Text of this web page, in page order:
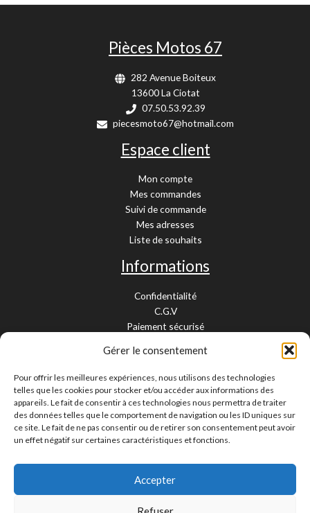
Gérer le consentement
Pour offrir les meilleures expériences, nous utilisons des technologies
telles que les cookies pour stocker et/ou accéder aux informations des
appareils. Le fait de consentir à ces technologies nous permettra de traiter
des données telles que le comportement de navigation ou les ID uniques sur
ce site. Le fait de ne pas consentir ou de retirer son consentement peut avoir
un effet négatif sur certaines caractéristiques et fonctions.
Accepter
Pièces Motos 67
282 Avenue Boiteux
13600 La Ciotat
07.50.53.92.39
piecesmoto67@hotmail.com
Espace client
Mon compte
Mes commandes
Suivi de commande
Mes adresses
Liste de souhaits
Informations
Confidentialité
C.G.V
Paiement sécurisé
Livraison et retour
Mentions légales
Cookies
Contact
Paiement sécurisé
Livraison 24/48H et 10/15 jours